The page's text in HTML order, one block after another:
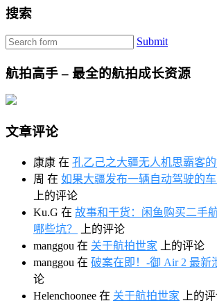
搜索
Submit
航拍高手 – 最全的航拍成长资源
文章评论
康康 在 孔乙己之大疆无人机思霸客
周 在 如果大疆发布一辆自动驾驶的车
上的评论
Ku.G 在 故事和干货：闲鱼购买二手
哪些坑？
上的评论
manggou 在 关于航拍世家 上的评论
manggou 在 破案在即！-御 Air 2 最新
论
Helenchoonee 在 关于航拍世家 上的